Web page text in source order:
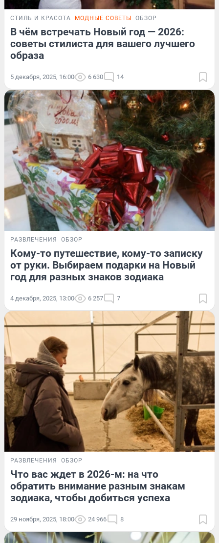
СТИЛЬ И КРАСОТА МОДНЫЕ СОВЕТЫ ОБЗОР
В чём встречать Новый год — 2026:
советы стилиста для вашего лучшего
образа
5 декабря, 2025, 16:00 6 630 14
РАЗВЛЕЧЕНИЯ ОБЗОР
Кому-то путешествие, кому-то записку
от руки. Выбираем подарки на Новый
год для разных знаков зодиака
4 декабря, 2025, 13:00 6 257 7
РАЗВЛЕЧЕНИЯ ОБЗОР
Что вас ждет в 2026-м: на что
обратить внимание разным знакам
зодиака, чтобы добиться успеха
29 ноября, 2025, 18:00 24 966 8